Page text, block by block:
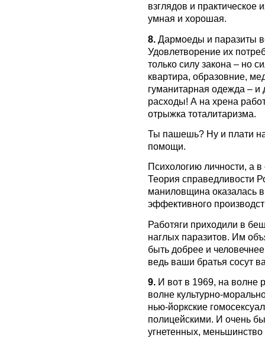
взглядов и практическое
умная и хорошая.
8. Дармоеды и паразиты
Удовлетворение их
только силу закона – но
квартира, образовние,
гуманитарная одежда –
расходы! А на хрена
отрыжка тоталитаризма.
Ты пашешь? Ну и плати
помощи.
Психологию личности, а
Теория справедливости
маниловщина оказалась
эффективного
Работяги приходили в
наглых паразитов. Им
быть добрее и
ведь ваши братья сосут
9. И вот в 1969, на волне
волне культурно-
нью-йоркские
полицейскими. И очень
угнетенных,